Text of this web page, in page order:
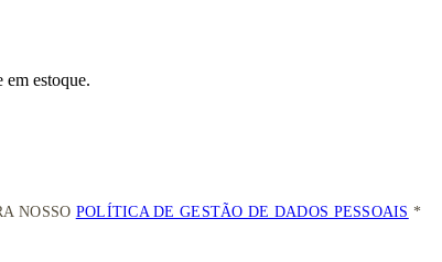
estoque.
NOSSO POLÍTICA DE GESTÃO DE DADOS PESSOAIS